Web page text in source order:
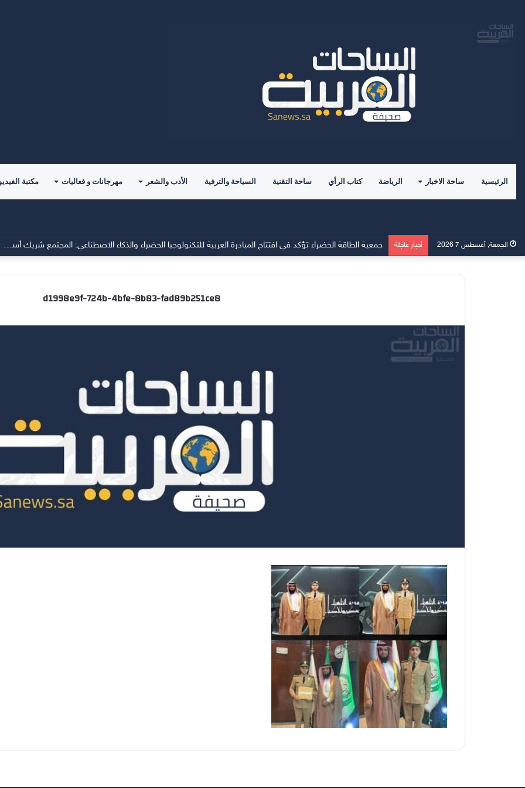
الرئيسية ساحة الاخبار الرياضة كتاب الرأي ساحة التقنية السياحة والترفية الأدب والشعر مهرجانات و فعاليات مكتبة
الجمعة, أغسطس 7 2026 أخبار عاجلة جمعية الطاقة الخضراء تؤكد في افتتاح المبادرة العربية للتكنولوجيا الخضراء والذكاء الاصطناعي: المجتمع شريك أساسي في صناعة المستقبل المستدام
d1998e9f-724b-4bfe-8b83-fad89b251ce8